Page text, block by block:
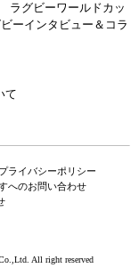
ラグビーワールドカッ
ーインタビュー＆コラ
て
プライバシーポリシー
へのお問い合わせ
All right reserved